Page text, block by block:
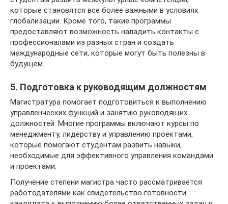
которые становятся все более важными в условиях
глобализации. Кроме того, такие программы
предоставляют возможность наладить контакты с
профессионалами из разных стран и создать
международные сети, которые могут быть полезны в
будущем.
5. Подготовка к руководящим должностям
Магистратура помогает подготовиться к выполнению
управленческих функций и занятию руководящих
должностей. Многие программы включают курсы по
менеджменту, лидерству и управлению проектами,
которые помогают студентам развить навыки,
необходимые для эффективного управления командами
и проектами.
Получение степени магистра часто рассматривается
работодателями как свидетельство готовности